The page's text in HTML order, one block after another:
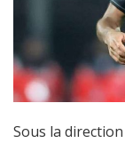
Sous la